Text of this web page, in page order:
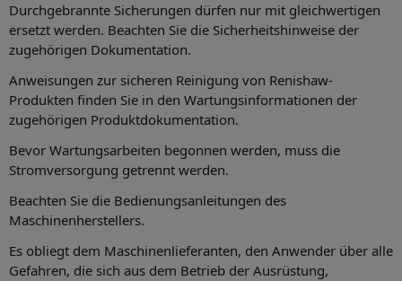
Durchgebrannte Sicherungen dürfen nur mit gleichwertigen
ersetzt werden. Beachten Sie die Sicherheitshinweise der
zugehörigen Dokumentation.
Anweisungen zur sicheren Reinigung von Renishaw-
Produkten finden Sie in den Wartungsinformationen der
zugehörigen Produktdokumentation.
Bevor Wartungsarbeiten begonnen werden, muss die
Stromversorgung getrennt werden.
Beachten Sie die Bedienungsanleitungen des
Maschinenherstellers.
Es obliegt dem Maschinenlieferanten, den Anwender über alle
Gefahren, die sich aus dem Betrieb der Ausrüstung,